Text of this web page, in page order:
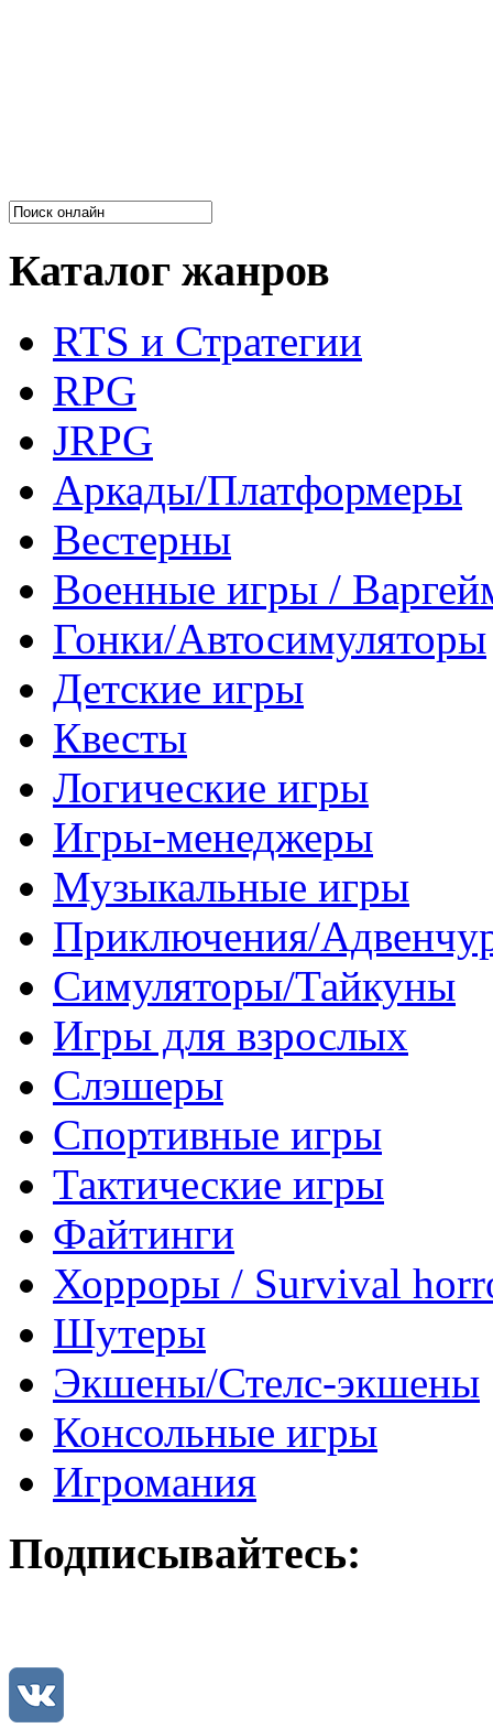
Каталог жанров
RTS и Стратегии
RPG
JRPG
Аркады/Платформеры
Вестерны
Военные игры /
Гонки/Автосимуляторы
Детские игры
Квесты
Логические игры
Игры-менеджеры
Музыкальные игры
Приключения/
Симуляторы/Тайкуны
Игры для взрослых
Слэшеры
Спортивные игры
Тактические игры
Файтинги
Хорроры / Survival
Шутеры
Экшены/Стелс-экшены
Консольные игры
Игромания
Подписывайтесь: